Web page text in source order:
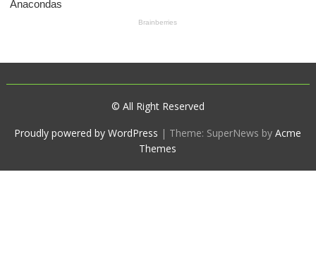
© All Right Reserved
Proudly powered by WordPress | Theme: SuperNews byAcme
Themes